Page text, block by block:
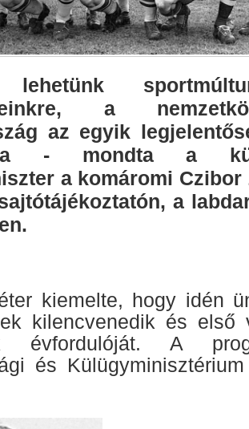
lehetünk
a
az egyik
- mondta a
a komáromi Czibor
a
kiemelte, hogy idén
kilencvenedik és első
évfordulóját. A
és